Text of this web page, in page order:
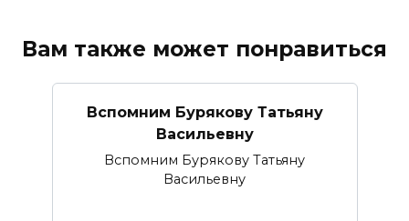
Вам также может понравиться
Вспомним Бурякову Татьяну
Васильевну
Вспомним Бурякову Татьяну
Васильевну